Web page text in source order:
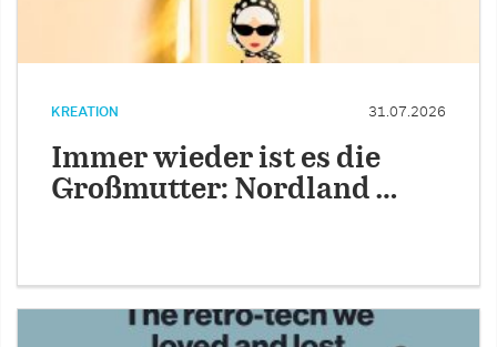
KREATION 31.07.2026
Immer wieder ist es die
Großmutter: Nordland …